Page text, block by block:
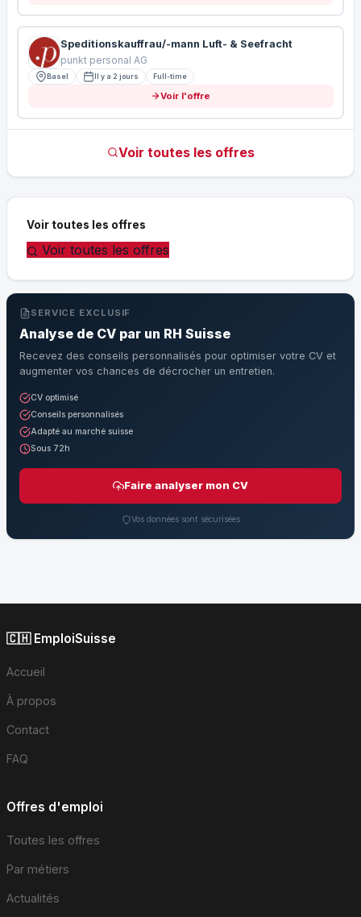
Speditionskauffrau/-mann Luft- & Seefracht
punkt personal AG
Basel Il y a 2 jours Full-time
Voir l'offre
Voir toutes les offres
Voir toutes les offres
Voir toutes les offres
SERVICE EXCLUSIF
Analyse de CV par un RH Suisse
Recevez des conseils personnalisés pour optimiser votre CV et
augmenter vos chances de décrocher un entretien.
CV optimisé
Conseils personnalisés
Adapté au marché suisse
Sous 72h
Faire analyser mon CV
Vos données sont sécurisées
🇨🇭 EmploiSuisse
Accueil
À propos
Contact
FAQ
Offres d'emploi
Toutes les offres
Par métiers
Actualités